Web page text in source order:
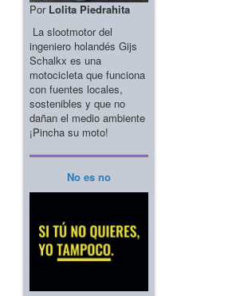
Por Lolita Piedrahita
La slootmotor del
ingeniero holandés Gijs
Schalkx es una
motocicleta que funciona
con fuentes locales,
sostenibles y que no
dañan el medio ambiente
¡Pincha su moto!
No es no